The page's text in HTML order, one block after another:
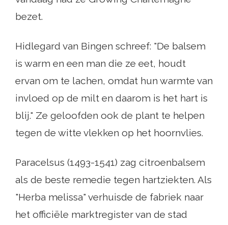
bezet.
Hidlegard van Bingen schreef: "De balsem
is warm en een man die ze eet, houdt
ervan om te lachen, omdat hun warmte van
invloed op de milt en daarom is het hart is
blij." Ze geloofden ook de plant te helpen
tegen de witte vlekken op het hoornvlies.
Paracelsus (1493-1541) zag citroenbalsem
als de beste remedie tegen hartziekten. Als
"Herba melissa" verhuisde de fabriek naar
het officiële marktregister van de stad